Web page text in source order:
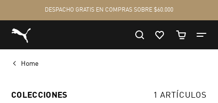
Home
COLECCIONES 1 ARTÍCULOS